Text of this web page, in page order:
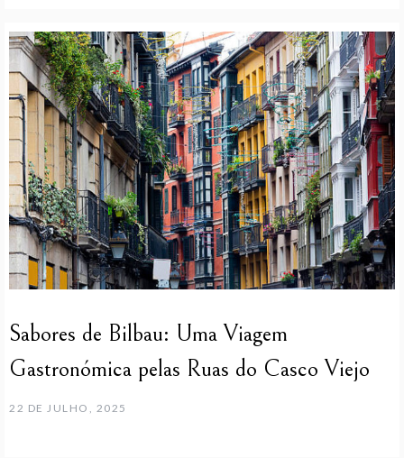
Sabores de Bilbau: Uma Viagem
Gastronómica pelas Ruas do Casco Viejo
22 DE JULHO, 2025